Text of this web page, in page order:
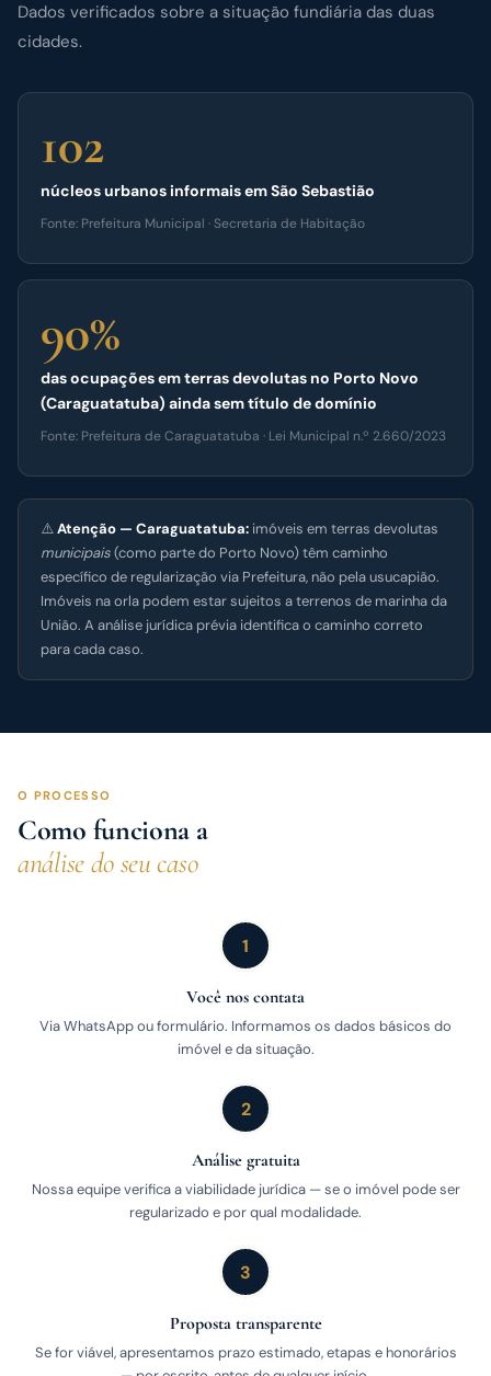
Dados verificados sobre a situação fundiária das duas
cidades.
102
núcleos urbanos informais em São Sebastião
Fonte: Prefeitura Municipal · Secretaria de Habitação
90%
das ocupações em terras devolutas no Porto Novo
(Caraguatatuba) ainda sem título de domínio
Fonte: Prefeitura de Caraguatatuba · Lei Municipal n.º 2.660/2023
⚠️Atenção — Caraguatatuba: imóveis em terras devolutas
municipais(como parte do Porto Novo) têm caminho
específico de regularização via Prefeitura, não pela usucapião.
Imóveis na orla podem estar sujeitos a terrenos de marinha da
União. A análise jurídica prévia identifica o caminho correto
para cada caso.
O PROCESSO
Como funciona a
análise do seu caso
1
Você nos contata
Via WhatsApp ou formulário. Informamos os dados básicos do
imóvel e da situação.
2
Análise gratuita
Nossa equipe verifica a viabilidade jurídica — se o imóvel pode ser
regularizado e por qual modalidade.
3
Proposta transparente
Se for viável, apresentamos prazo estimado, etapas e honorários